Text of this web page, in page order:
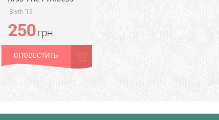
Blyth '16
грн
250грн
ОПОВЕСТИТЬ